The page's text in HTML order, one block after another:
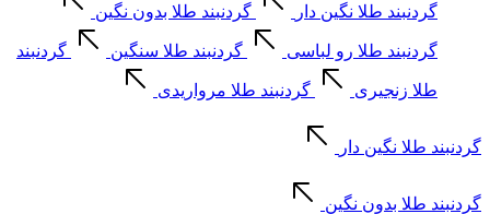
گردنبند طلا نگین دار گردنبند طلا بدون نگین
گردنبند طلا رو لباسی گردنبند طلا سنگین گردنبند
طلا زنجیری گردنبند طلا مرواریدی
گردنبند طلا نگین دار
گردنبند طلا بدون نگین